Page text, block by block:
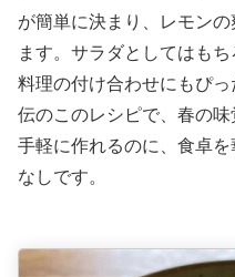
が簡単に決まり、レモン
ます。サラダとしてはも
料理の付け合わせにもぴ
伝のこのレシピで、春の味
手軽に作れるのに、食卓
なしです。